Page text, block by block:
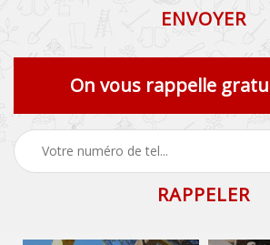
On vous rappelle